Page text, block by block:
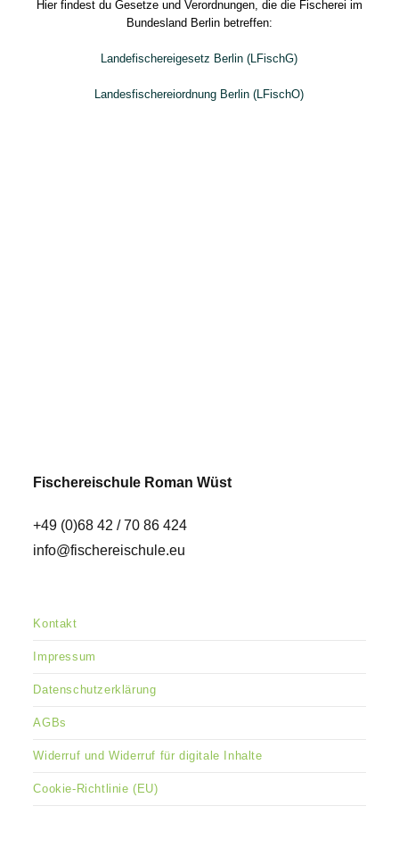
Hier findest du Gesetze und Verordnungen, die die Fischerei im
Bundesland Berlin betreffen:
Landefischereigesetz Berlin (LFischG)
Landesfischereiordnung Berlin (LFischO)
Fischereischule Roman Wüst
+49 (0)68 42 / 70 86 424
info@fischereischule.eu
Kontakt
Impressum
Datenschutzerklärung
AGBs
Widerruf und Widerruf für digitale Inhalte
Cookie-Richtlinie (EU)